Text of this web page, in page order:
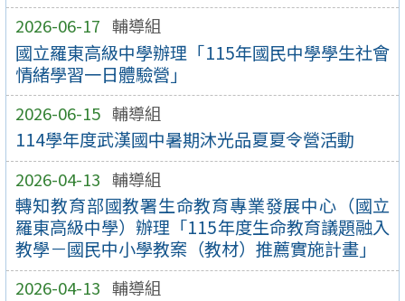
2026-06-17 輔導組
國立羅東高級中學辦理「115年國民中學學生社會
情緒學習一日體驗營」
2026-06-15 輔導組
114學年度武漢國中暑期沐光品夏夏令營活動
2026-04-13 輔導組
轉知教育部國教署生命教育專業發展中心（國立
羅東高級中學）辦理「115年度生命教育議題融入
教學－國民中小學教案（教材）推薦實施計畫」
2026-04-13 輔導組